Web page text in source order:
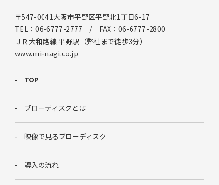
〒547-0041大阪市平野区平野北1丁目6-17
TEL：06-6777-2777 / FAX：06-6777-2800
ＪＲ大和路線 平野駅（弊社まで徒歩3分）
www.mi-nagi.co.jp
TOP
ブローディスクとは
映像で見るブローディスク
導入の流れ